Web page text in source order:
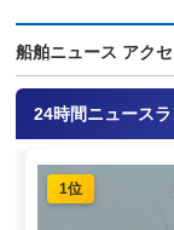
船舶ニュース アク
24時間ニュース
1位